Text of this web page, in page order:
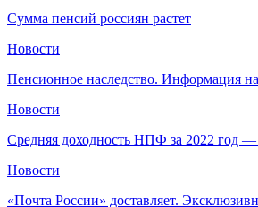
Сумма пенсий россиян растет
Новости
Пенсионное наследство. Информация
Новости
Средняя доходность НПФ за 2022 год —
Новости
«Почта России» доставляет.